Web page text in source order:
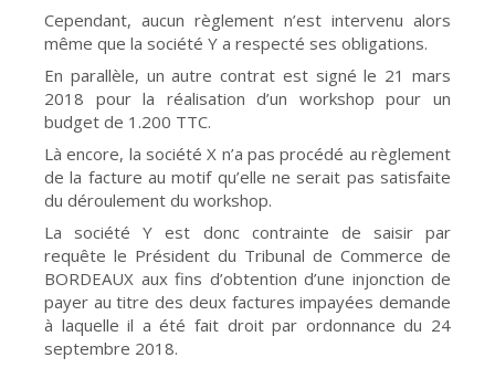
Cependant, aucun règlement n’est intervenu alors
même que la société Y a respecté ses obligations.
En parallèle, un autre contrat est signé le 21 mars
2018 pour la réalisation d’un workshop pour un
budget de 1.200 TTC.
Là encore, la société X n’a pas procédé au règlement
de la facture au motif qu’elle ne serait pas satisfaite
du déroulement du workshop.
La société Y est donc contrainte de saisir par
requête le Président du Tribunal de Commerce de
BORDEAUX aux fins d’obtention d’une injonction de
payer au titre des deux factures impayées demande
à laquelle il a été fait droit par ordonnance du 24
septembre 2018.